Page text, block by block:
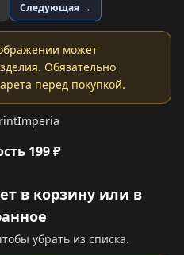
Следующая →
может
Обязательно
перед покупкой.
199 ₽
в корзину или в
убрать из списка.